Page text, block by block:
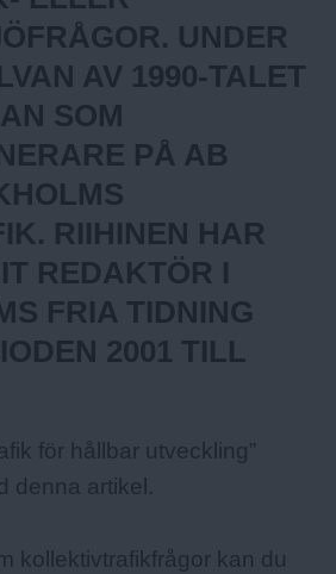
UNDER
AV 1990-TALET
SOM
PÅ AB
RIIHINEN HAR
REDAKTÖR I
FRIA TIDNING
2001 TILL
för hållbar utveckling”
denna artikel.
kollektivtrafikfrågor kan du